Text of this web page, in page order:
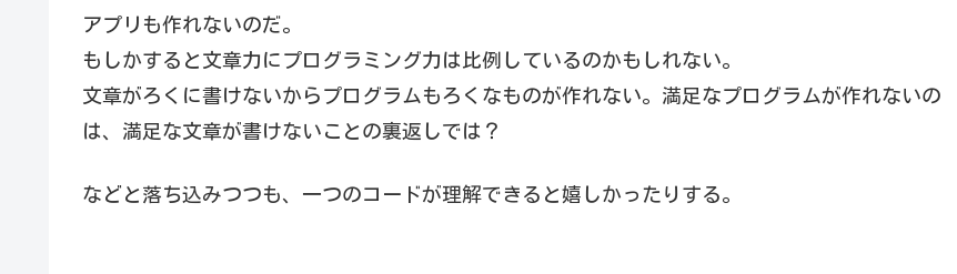
アプリも作れないのだ。
もしかすると文章力にプログラミング力は比例しているのかもしれない。
文章がろくに書けないからプログラムもろくなものが作れない。満足なプログラムが作れないの
は、満足な文章が書けないことの裏返しでは？
などと落ち込みつつも、一つのコードが理解できると嬉しかったりする。